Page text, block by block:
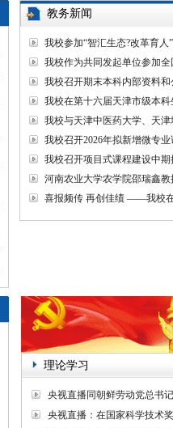
教务新闻
我校参加“智汇生态?改革育人
我校作为共同发起单位参加
我校召开期末本科内部资料
我校在第十六届天津市级本
我校与天津中医药大学、
我校召开2026年拟新增微专
我校召开项目式课程建设中
河南农业大学农学院邵瑞鑫
喜报频传 再创佳绩 ——我校
理论学习
央视直播同朝鲜劳动党总书记
央视直播：在国家科学技术奖